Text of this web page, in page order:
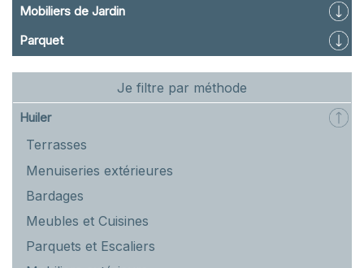
Mobiliers de Jardin
Parquet
Je filtre par méthode
Huiler
Terrasses
Menuiseries extérieures
Bardages
Meubles et Cuisines
Parquets et Escaliers